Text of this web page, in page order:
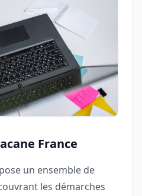
France
un ensemble de
les démarches